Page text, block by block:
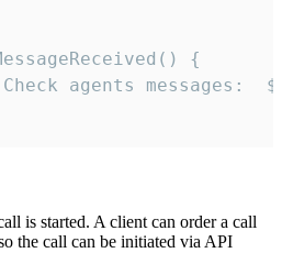
{
is started. A client can order a call
the call can be initiated via API